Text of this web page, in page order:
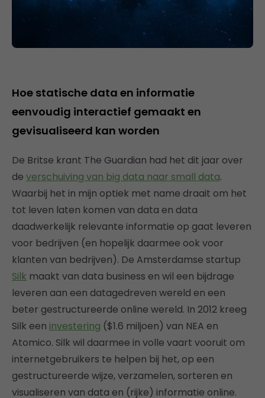
Hoe statische data en informatie
eenvoudig interactief gemaakt en
gevisualiseerd kan worden
De Britse krant The Guardian had het dit jaar over
de verschuiving van big data naar small data.
Waarbij het in mijn optiek met name draait om het
tot leven laten komen van data en data
daadwerkelijk relevante informatie op gaat leveren
voor bedrijven (en hopelijk daarmee ook voor
klanten van bedrijven). De Amsterdamse startup
Silk maakt van data business en wil een bijdrage
leveren aan een datagedreven wereld en een
beter gestructureerde online wereld. In 2012 kreeg
Silk een investering ($1.6 miljoen) van NEA en
Atomico. Silk wil daarmee in volle vaart vooruit om
internetgebruikers te helpen bij het, op een
gestructureerde wijze, verzamelen, sorteren en
visualiseren van data en (rijke) informatie online.